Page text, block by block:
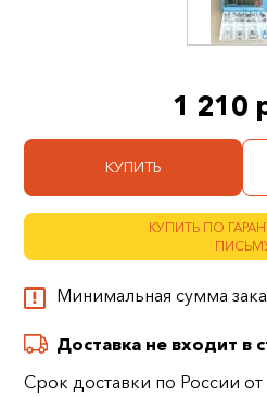
1 210
КУПИТЬ
КУПИТЬ ПО
Минимальная сумма
Доставка не входит в
Срок доставки по России